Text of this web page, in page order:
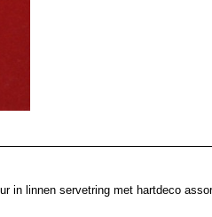
in linnen servetring met hartdeco